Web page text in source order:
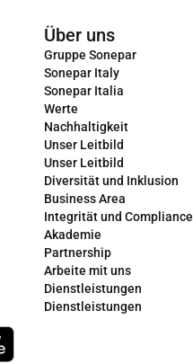
Über uns
Gruppe Sonepar
Sonepar Italy
Sonepar Italia
Werte
Nachhaltigkeit
Unser Leitbild
Unser Leitbild
Diversität und Inklusion
Business Area
Integrität und Compliance
Akademie
Partnership
Arbeite mit uns
Dienstleistungen
Dienstleistungen